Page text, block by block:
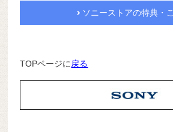
ソニーストアの特典・
TOPページに戻る